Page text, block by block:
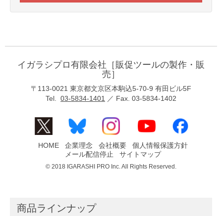
イガラシプロ有限会社［販促ツールの製作・販
売］
〒113-0021 東京都文京区本駒込5-70-9 有田ビル5F
Tel. 03-5834-1401 ／ Fax. 03-5834-1402
HOME 企業理念 会社概要
個人情報保護方針
メール配信停止
サイトマップ
© 2018 IGARASHI PRO Inc. All Rights Reserved.
商品ラインナップ